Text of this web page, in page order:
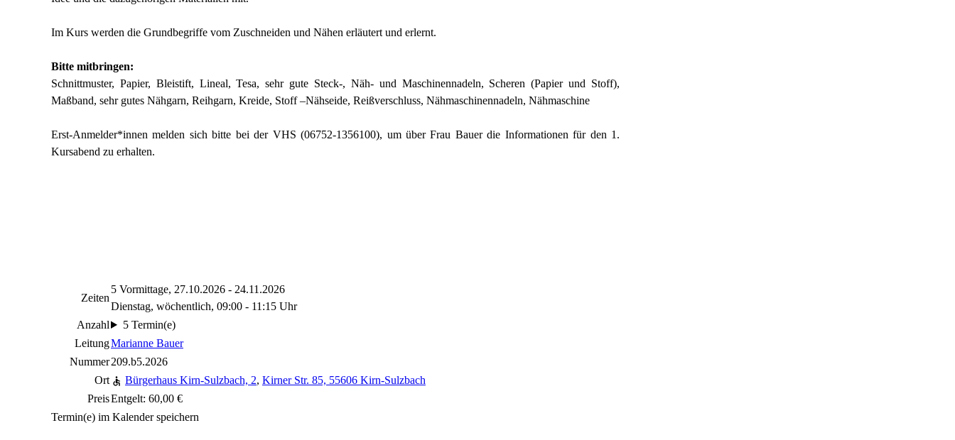
Im Kurs werden die Grundbegriffe vom Zuschneiden und Nähen erläutert und erlernt.
Bitte mitbringen:
Schnittmuster, Papier, Bleistift, Lineal, Tesa, sehr gute Steck-, Näh- und Maschinennadeln, Scheren (Papier und Stoff),
Maßband, sehr gutes Nähgarn, Reihgarn, Kreide, Stoff –Nähseide, Reißverschluss, Nähmaschinennadeln, Nähmaschine
Erst-Anmelder*innen melden sich bitte bei der VHS (06752-1356100), um über Frau Bauer die Informationen für den 1.
Kursabend zu erhalten.
Zeiten
5 Vormittage, 27.10.2026 - 24.11.2026
Dienstag, wöchentlich, 09:00 - 11:15 Uhr
Anzahl
5 Termin(e)
LeitungMarianne Bauer
Nummer209.b5.2026
Ort
Bürgerhaus Kirn-Sulzbach, 2, Kirner Str. 85, 55606 Kirn-Sulzbach
PreisEntgelt: 60,00 €
Termin(e) im Kalender speichern